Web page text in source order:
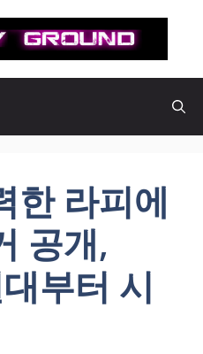
한 라피에
공개,
부터 시